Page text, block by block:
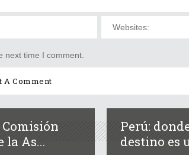
next time I comment.
la As...
Perú:
destino es